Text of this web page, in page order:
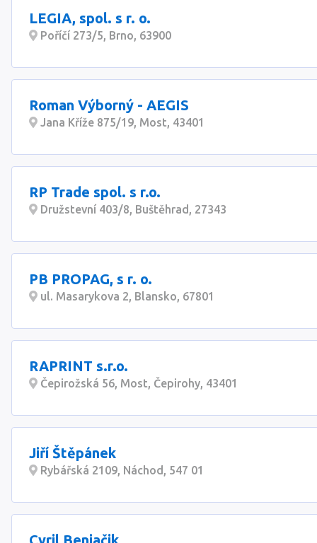
LEGIA, spol. s r. o.
Poříčí 273/5, Brno, 63900
Roman Výborný - AEGIS
Jana Kříže 875/19, Most, 43401
RP Trade spol. s r.o.
Družstevní 403/8, Buštěhrad, 27343
PB PROPAG, s r. o.
ul. Masarykova 2, Blansko, 67801
RAPRINT s.r.o.
Čepirožská 56, Most, Čepirohy, 43401
Jiří Štěpánek
Rybářská 2109, Náchod, 547 01